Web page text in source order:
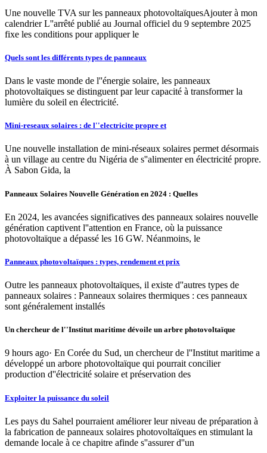
Une nouvelle TVA sur les panneaux photovoltaïquesAjouter à mon
calendrier L''arrêté publié au Journal officiel du 9 septembre 2025
fixe les conditions pour appliquer le
Quels sont les différents types de panneaux
Dans le vaste monde de l''énergie solaire, les panneaux
photovoltaïques se distinguent par leur capacité à transformer la
lumière du soleil en électricité.
Mini-reseaux solaires : de l''electricite propre et
Une nouvelle installation de mini-réseaux solaires permet désormais
à un village au centre du Nigéria de s''alimenter en électricité propre.
À Sabon Gida, la
Panneaux Solaires Nouvelle Génération en 2024 : Quelles
En 2024, les avancées significatives des panneaux solaires nouvelle
génération captivent l''attention en France, où la puissance
photovoltaïque a dépassé les 16 GW. Néanmoins, le
Panneaux photovoltaïques : types, rendement et prix
Outre les panneaux photovoltaïques, il existe d''autres types de
panneaux solaires : Panneaux solaires thermiques : ces panneaux
sont généralement installés
Un chercheur de l''Institut maritime dévoile un arbre photovoltaïque
9 hours ago· En Corée du Sud, un chercheur de l''Institut maritime a
développé un arbore photovoltaïque qui pourrait concilier
production d''électricité solaire et préservation des
Exploiter la puissance du soleil
Les pays du Sahel pourraient améliorer leur niveau de préparation à
la fabrication de panneaux solaires photovoltaïques en stimulant la
demande locale à ce chapitre afinde s''assurer d''un